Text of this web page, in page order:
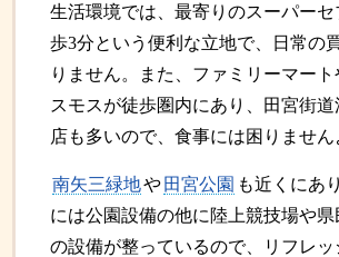
生活環境では、最寄りのスーパー
歩3分という便利な立地で、日常の
りません。また、ファミリーマート
スモスが徒歩圏内にあり、田宮街
店も多いので、食事には困りません
南矢三緑地や 田宮公園 も近くにあ
には公園設備の他に陸上競技場や
の設備が整っているので、リフレッ